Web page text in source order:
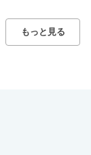
もっと見る